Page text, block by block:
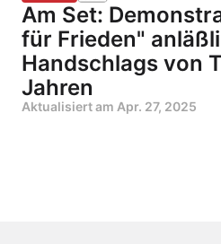
Am Set:
für Frieden"
Handschlags von
Jahren
Aktualisiert am Apr. 27, 2025